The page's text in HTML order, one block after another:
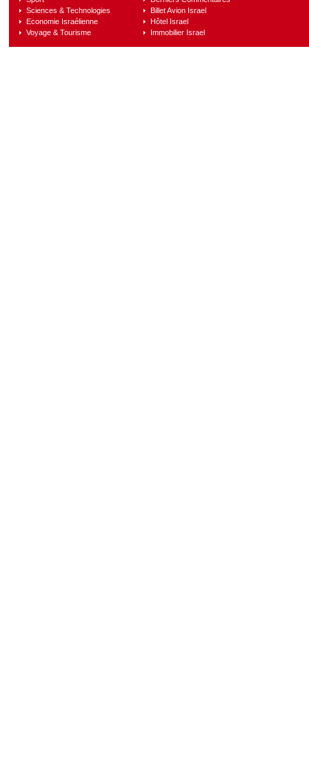
Sciences & Technologies
Economie Israélienne
Voyage & Tourisme
Billet Avion Israel
Hôtel Israel
Immobilier Israel